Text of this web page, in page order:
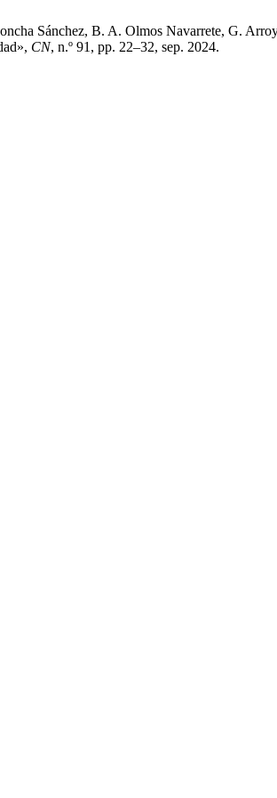
Sánchez, B. A. Olmos Navarrete, G.
CN, n.º 91, pp. 22–32, sep. 2024.